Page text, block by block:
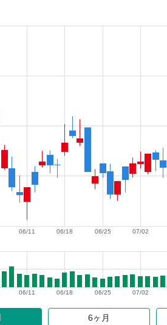
07/02
06/25
06/18
06/11
07/02
06/25
06/18
06/11
6ヶ月